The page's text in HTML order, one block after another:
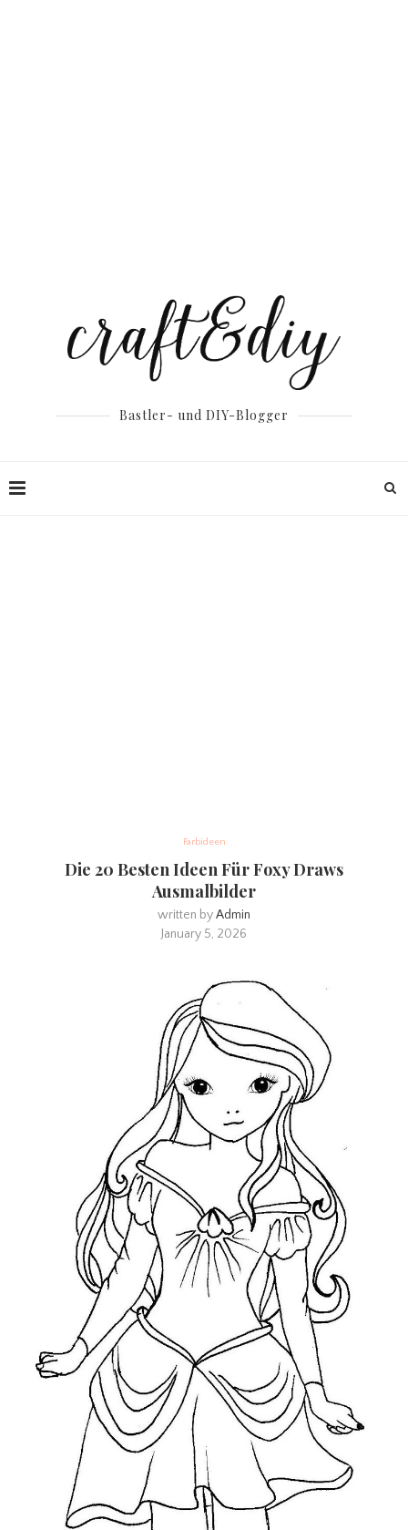
Bastler- und DIY-Blogger
Farbideen
Die 20 Besten Ideen Für Foxy Draws
Ausmalbilder
written byAdmin
January 5, 2026